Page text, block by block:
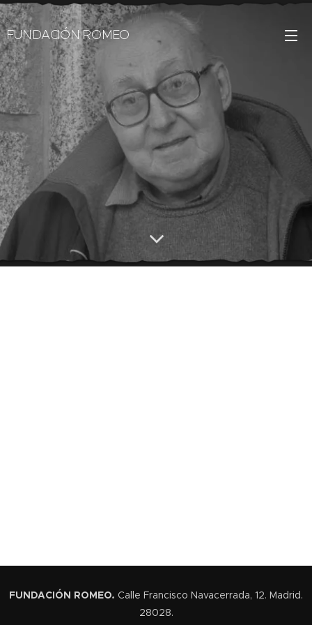
FUNDACIÓN ROMEO
FUNDACIÓN ROMEO. Calle Francisco Navacerrada, 12. Madrid.
28028.